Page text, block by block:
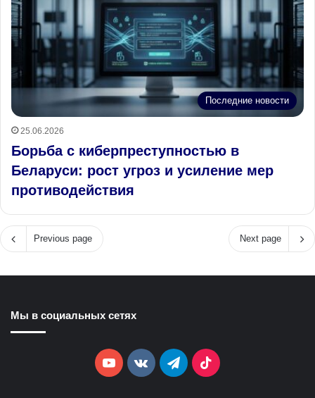
Последние новости
25.06.2026
Борьба с киберпреступностью в
Беларуси: рост угроз и усиление мер
противодействия
Previous page Next page
Мы в социальных сетях
YouTubevk.comTelegramTikTok